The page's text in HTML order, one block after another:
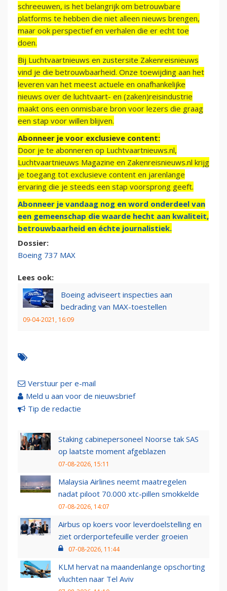
schreeuwen, is het belangrijk om betrouwbare
platforms te hebben die niet alleen nieuws brengen,
maar ook perspectief en verhalen die er echt toe
doen.
Bij Luchtvaartnieuws en zustersite Zakenreisnieuws
vind je die betrouwbaarheid. Onze toewijding aan het
leveren van het meest actuele en onafhankelijke
nieuws over de luchtvaart- en (zaken)reisindustrie
maakt ons een onmisbare bron voor lezers die graag
een stap voor willen blijven.
Abonneer je voor exclusieve content:
Door je te abonneren op Luchtvaartnieuws.nl,
Luchtvaartnieuws Magazine en Zakenreisnieuws.nl krijg
je toegang tot exclusieve content en jarenlange
ervaring die je steeds een stap voorsprong geeft.
Abonneer je vandaag nog en word onderdeel van
een gemeenschap die waarde hecht aan kwaliteit,
betrouwbaarheid en échte journalistiek.
Dossier:
Boeing 737 MAX
Lees ook:
Boeing adviseert inspecties aan
bedrading van MAX-toestellen
09-04-2021, 16:09
Verstuur per e-mail
Meld u aan voor de nieuwsbrief
Tip de redactie
Staking cabinepersoneel Noorse tak SAS
op laatste moment afgeblazen
07-08-2026, 15:11
Malaysia Airlines neemt maatregelen
nadat piloot 70.000 xtc-pillen smokkelde
07-08-2026, 14:07
Airbus op koers voor leverdoelstelling en
ziet orderportefeuille verder groeien
07-08-2026, 11:44
KLM hervat na maandenlange opschorting
vluchten naar Tel Aviv